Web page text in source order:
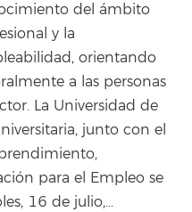
del ámbito
y la
orientando
a las personas
La Universidad de
junto con el
para el Empleo se
16 de julio,…